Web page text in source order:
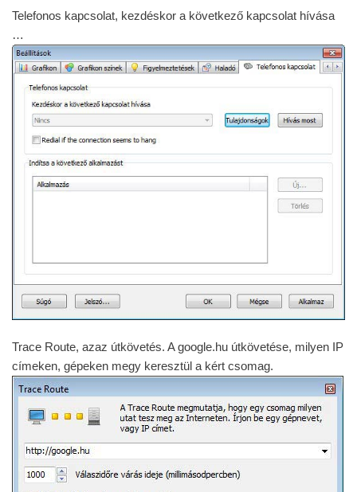
Telefonos kapcsolat, kezdéskor a következő kapcsolat hívása
…
Trace Route, azaz útkövetés. A google.hu útkövetése, milyen IP
címeken, gépeken megy keresztül a kért csomag.